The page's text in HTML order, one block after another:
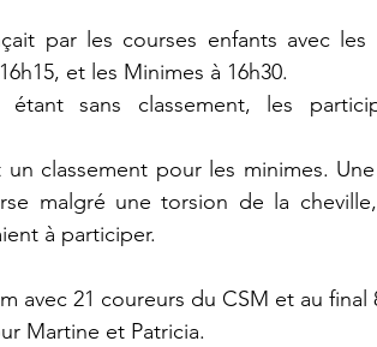
par les courses enfants avec
et les Minimes à 16h30.
étant sans classement, les
un classement pour les minimes.
malgré une torsion de la
à participer.
avec 21 coureurs du CSM et au final
Martine et Patricia.